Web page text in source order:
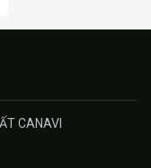
CANAVI